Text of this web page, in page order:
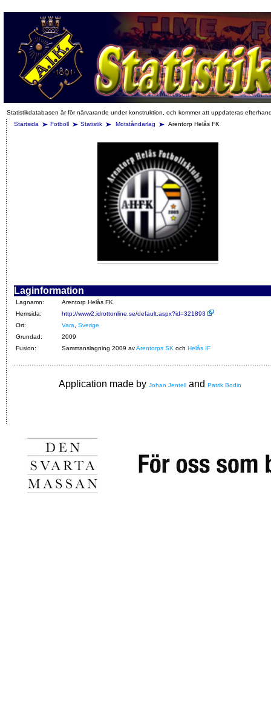
Statistikdatabasen är för närvarande under konstruktion, och kommer att uppdateras
Startsida
Fotboll Statistik Motståndarlag Arentorp Helås FK
Laginformation
Lagnamn:
Arentorp Helås FK
Hemsida:
http://www2.idrottonline.se/default.aspx?id=321893
Ort:
Vara
Sverige
Grundad:
2009
Fusion:
Sammanslagning 2009 avArentorps SK och Helås IF
Application made by Johan Jentell and Patrik Bodin